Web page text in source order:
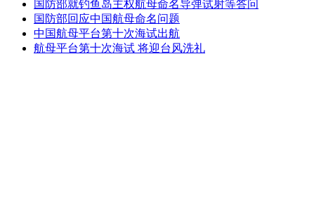
无痛分娩是否安全 医生回应
国防部就钓鱼岛主权航母命名导弹试射等答问
国防部回应中国航母命名问题
中国航母平台第十次海试出航
航母平台第十次海试 将迎台风洗礼